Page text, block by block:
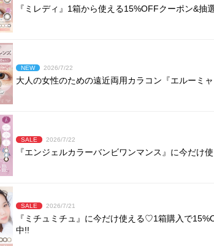
『ミレディ』1箱から使える15%OFFクーポン&
NEW 2026/7/22
大人の女性のための遠近両用カラコン『エルーミ
SALE 2026/7/22
『エンジェルカラーバンビワンマンス』に今だけ
SALE 2026/7/21
『ミチュミチュ』に今だけ使える♡1箱購入で
中!!